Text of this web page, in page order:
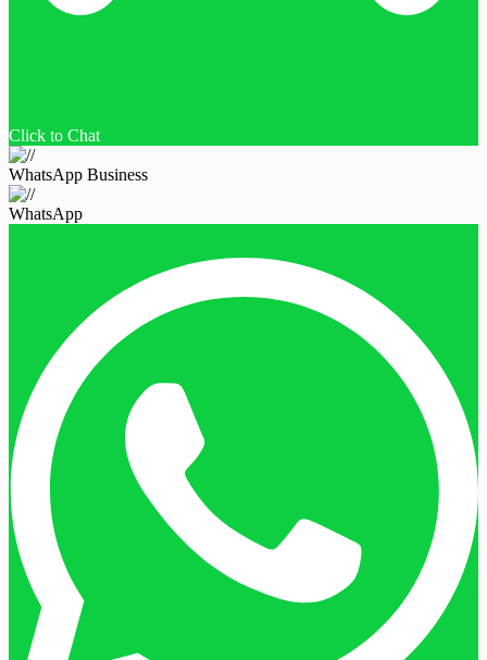
Click to Chat
WhatsApp Business
WhatsApp